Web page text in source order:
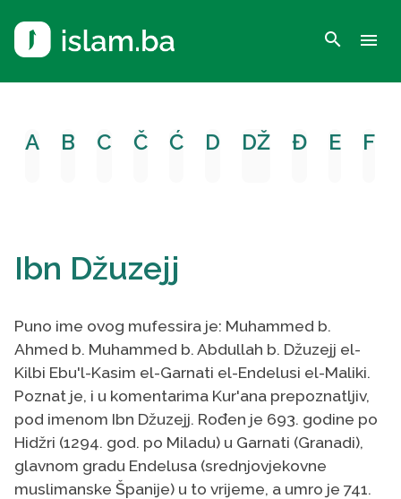
search menu
A B C Č Ć D DŽ Đ E F
Ibn Džuzejj
Puno ime ovog mufessira je: Muhammed b.
Ahmed b. Muhammed b. Abdullah b. Džuzejj el-
Kilbi Ebu'l-Kasim el-Garnati el-Endelusi el-Maliki.
Poznat je, i u komentarima Kur'ana prepoznatljiv,
pod imenom Ibn Džuzejj. Rođen je 693. godine po
Hidžri (1294. god. po Miladu) u Garnati (Granadi),
glavnom gradu Endelusa (srednjovjekovne
muslimanske Španije) u to vrijeme, a umro je 741.